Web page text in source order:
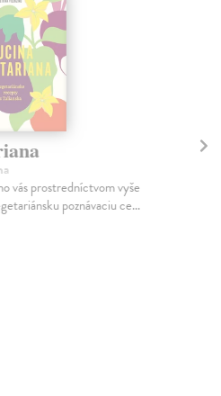
vás prostredníctvom vyše
poznávaciu ce...